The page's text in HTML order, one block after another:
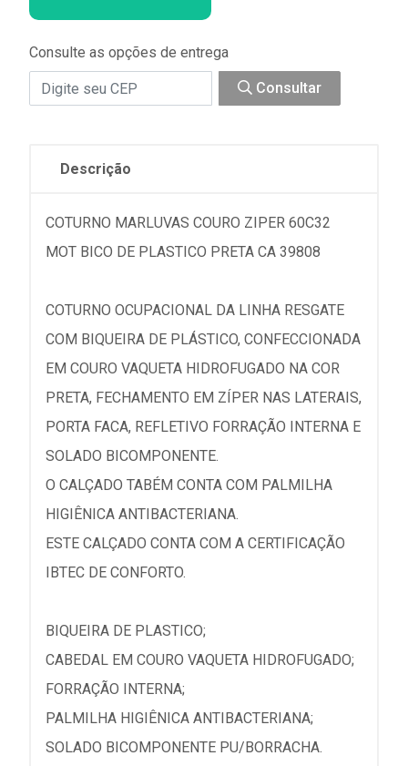
Consulte as opções de entrega
Consultar
Descrição
COTURNO MARLUVAS COURO ZIPER 60C32
MOT BICO DE PLASTICO PRETA CA 39808
COTURNO OCUPACIONAL DA LINHA RESGATE
COM BIQUEIRA DE PLÁSTICO, CONFECCIONADA
EM COURO VAQUETA HIDROFUGADO NA COR
PRETA, FECHAMENTO EM ZÍPER NAS LATERAIS,
PORTA FACA, REFLETIVO FORRAÇÃO INTERNA E
SOLADO BICOMPONENTE.
O CALÇADO TABÉM CONTA COM PALMILHA
HIGIÊNICA ANTIBACTERIANA.
ESTE CALÇADO CONTA COM A CERTIFICAÇÃO
IBTEC DE CONFORTO.
BIQUEIRA DE PLASTICO;
CABEDAL EM COURO VAQUETA HIDROFUGADO;
FORRAÇÃO INTERNA;
PALMILHA HIGIÊNICA ANTIBACTERIANA;
SOLADO BICOMPONENTE PU/BORRACHA.